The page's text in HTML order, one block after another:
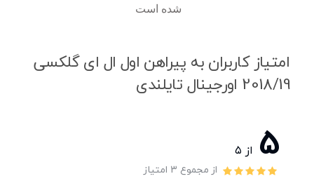
شده است
امتیاز کاربران به پیراهن اول ال ای گلکسی
2018/19 اورجینال تایلندی
5 از ۵
از مجموع 3 امتیاز